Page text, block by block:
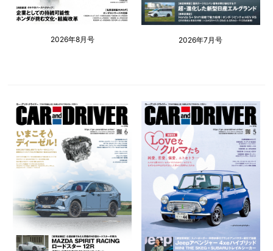
2026年8月号 2026年7月号